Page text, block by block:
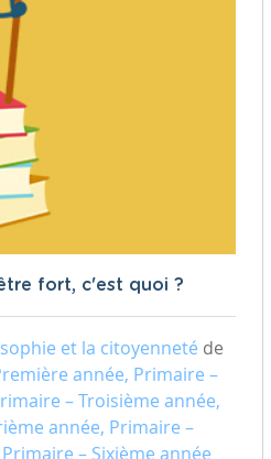
fort, c'est quoi ?
et la citoyenneté de
année, Primaire –
– Troisième année,
année, Primaire –
– Sixième année